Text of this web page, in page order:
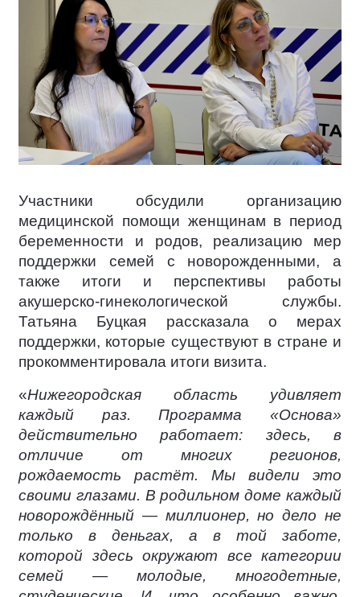
Участники обсудили организацию
медицинской помощи женщинам в период
беременности и родов, реализацию мер
поддержки семей с новорожденными, а
также итоги и перспективы работы
акушерско-гинекологической службы.
Татьяна Буцкая рассказала о мерах
поддержки, которые существуют в стране и
прокомментировала итоги визита.
«Нижегородская область удивляет
каждый раз. Программа «Основа»
действительно работает: здесь, в
отличие от многих регионов,
рождаемость растёт. Мы видели это
своими глазами. В родильном доме каждый
новорождённый — миллионер, но дело не
только в деньгах, а в той заботе,
которой здесь окружают все категории
семей — молодые, многодетные,